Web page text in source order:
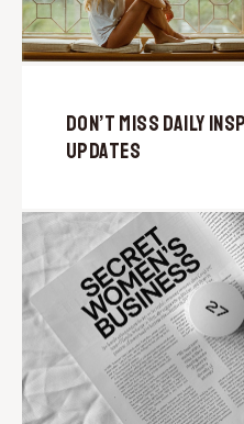
Don’t Miss Daily
Updates